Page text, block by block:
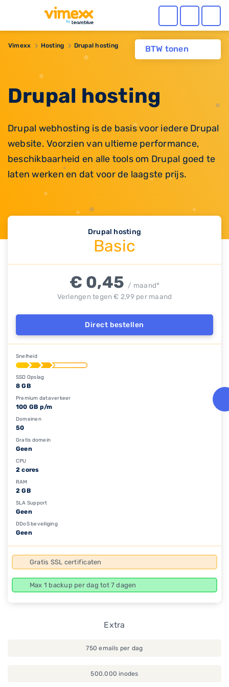
BTW tonen
Vimexx Hosting Drupal hosting
Drupal hosting
Drupal webhosting is de basis voor iedere Drupal
website. Voorzien van ultieme performance,
beschikbaarheid en alle tools om Drupal goed te
laten werken en dat voor de laagste prijs.
Drupal hosting
Basic
€ 0,45 / maand*
Verlengen tegen € 2,99 per maand
Direct bestellen
Snelheid
SSD Opslag
8 GB
Premium dataverkeer
100 GB p/m
Domeinen
50
Gratis domein
Geen
CPU
2 cores
RAM
2 GB
SLA Support
Geen
DDoS beveiliging
Geen
Gratis SSL certificaten
Max 1 backup per dag tot 7 dagen
Extra
750 emails per dag
500.000 inodes